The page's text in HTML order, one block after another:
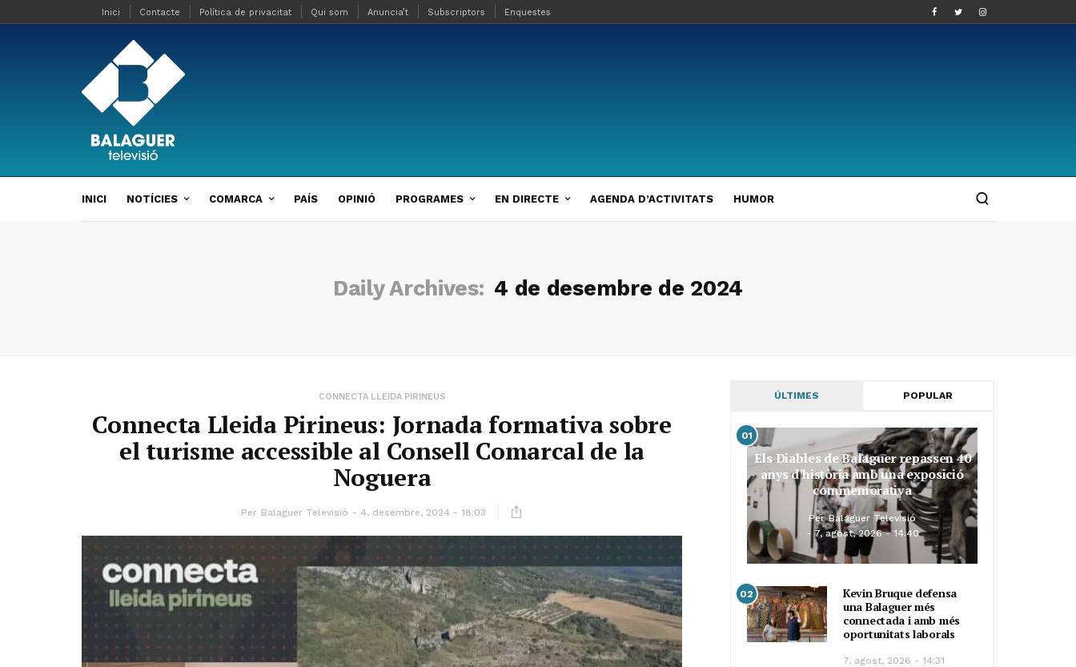
Inici Contacte Política de privacitat Qui som Anuncia’t Subscriptors Enquestes
INICI NOTÍCIES COMARCA PAÍS OPINIÓ PROGRAMES EN DIRECTE AGENDA D’ACTIVITATS HUMOR
Daily Archives: 4 de desembre de 2024
CONNECTA LLEIDA PIRINEUS
Connecta Lleida Pirineus: Jornada formativa sobre
el turisme accessible al Consell Comarcal de la
Noguera
Per Balaguer Televisió 4, desembre, 2024 - 18:03
ÚLTIMES POPULAR
01
Els Diables de Balaguer repassen 40
anys d’història amb una exposició
commemorativa
Per Balaguer Televisió
7, agost, 2026 - 14:40
02
Kevin Bruque defensa
una Balaguer més
connectada i amb més
oportunitats laborals
7, agost, 2026 - 14:31